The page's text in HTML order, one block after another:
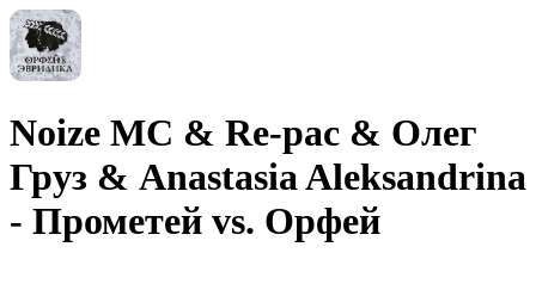
Noize MC & Re-pac & Олег
Груз & Anastasia Aleksandrina
- Прометей vs. Орфей